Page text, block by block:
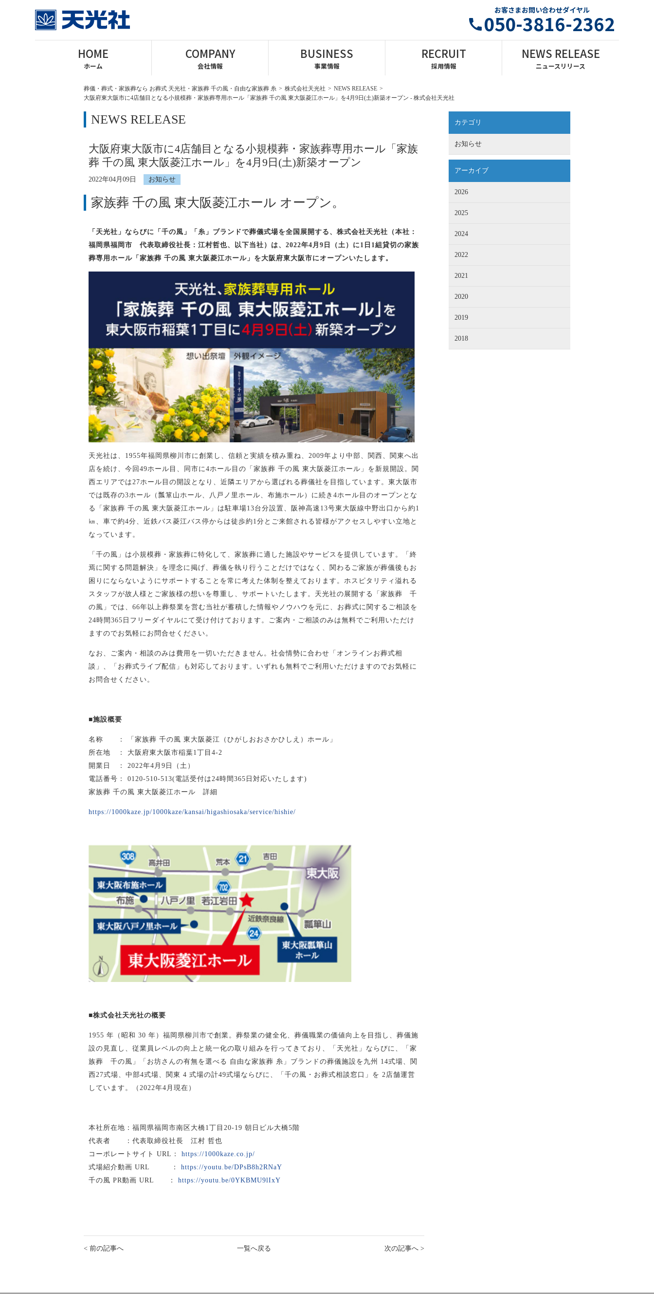
お客さまお問い合わせダイヤル
050-3816-2362
HOME
ホーム
COMPANY
会社情報
BUSINESS
事業情報
RECRUIT
採用情報
NEWS RELEASE
ニュースリリース
葬儀・葬式・家族葬なら お葬式 天光社・家族葬 千の風・自由な家族葬 糸 > 株式会社天光社 > NEWS RELEASE >
大阪府東大阪市に4店舗目となる小規模葬・家族葬専用ホール「家族葬 千の風 東大阪菱江ホール」を4月9日(土)新築オープン - 株式会社天光社
NEWS RELEASE
大阪府東大阪市に4店舗目となる小規模葬・家族葬専用ホール「家族
葬 千の風 東大阪菱江ホール」を4月9日(土)新築オープン
2022年04月09日 お知らせ
家族葬 千の風 東大阪菱江ホール オープン。
「天光社」ならびに「千の風」「糸」ブランドで葬儀式場を全国展開する、株式会社天光社（本社：
福岡県福岡市 代表取締役社長：江村哲也、以下当社）は、2022年4月9日（土）に1日1組貸切の家族
葬専用ホール「家族葬 千の風 東大阪菱江ホール」を大阪府東大阪市にオープンいたします。
天光社は、1955年福岡県柳川市に創業し、信頼と実績を積み重ね、2009年より中部、関西、関東へ出
店を続け、今回49ホール目、同市に4ホール目の「家族葬 千の風 東大阪菱江ホール」を新規開設。関
西エリアでは27ホール目の開設となり、近隣エリアから選ばれる葬儀社を目指しています。東大阪市
では既存の3ホール（瓢箪山ホール、八戸ノ里ホール、布施ホール）に続き4ホール目のオープンとな
る「家族葬 千の風 東大阪菱江ホール」は駐車場13台分設置、阪神高速13号東大阪線中野出口から約1
㎞、車で約4分、近鉄バス菱江バス停からは徒歩約1分とご来館される皆様がアクセスしやすい立地と
なっています。
「千の風」は小規模葬・家族葬に特化して、家族葬に適した施設やサービスを提供しています。「終
焉に関する問題解決」を理念に掲げ、葬儀を執り行うことだけではなく、関わるご家族が葬儀後もお
困りにならないようにサポートすることを常に考えた体制を整えております。ホスピタリティ溢れる
スタッフが故人様とご家族様の想いを尊重し、サポートいたします。天光社の展開する「家族葬 千
の風」では、66年以上葬祭業を営む当社が蓄積した情報やノウハウを元に、お葬式に関するご相談を
24時間365日フリーダイヤルにて受け付けております。ご案内・ご相談のみは無料でご利用いただけ
ますのでお気軽にお問合せください。
なお、ご案内・相談のみは費用を一切いただきません。社会情勢に合わせ「オンラインお葬式相
談」、「お葬式ライブ配信」も対応しております。いずれも無料でご利用いただけますのでお気軽に
お問合せください。
■施設概要
名称 ： 「家族葬 千の風 東大阪菱江（ひがしおおさかひしえ）ホール」
所在地 ： 大阪府東大阪市稲葉1丁目4-2
開業日 ： 2022年4月9日（土）
電話番号： 0120-510-513(電話受付は24時間365日対応いたします)
家族葬 千の風 東大阪菱江ホール 詳細
https://1000kaze.jp/1000kaze/kansai/higashiosaka/service/hishie/
■株式会社天光社の概要
1955 年（昭和 30 年）福岡県柳川市で創業。葬祭業の健全化、葬儀職業の価値向上を目指し、葬儀施
設の見直し、従業員レベルの向上と統一化の取り組みを行ってきており、「天光社」ならびに、「家
族葬 千の風」「お坊さんの有無を選べる 自由な家族葬 糸」ブランドの葬儀施設を九州 14式場、関
西27式場、中部4式場、関東 4 式場の計49式場ならびに、「千の風・お葬式相談窓口」を 2店舗運営
しています。（2022年4月現在）
本社所在地：福岡県福岡市南区大橋1丁目20-19 朝日ビル大橋5階
代表者 ：代表取締役社長 江村 哲也
コーポレートサイト URL：
https://1000kaze.co.jp/
式場紹介動画 URL ：
https://youtu.be/DPsB8h2RNaY
千の風 PR動画 URL ：
https://youtu.be/0YKBMU9lIxY
< 前の記事へ 一覧へ戻る 次の記事へ >
カテゴリ
お知らせ
アーカイブ
2026
2025
2024
2022
2021
2020
2019
2018